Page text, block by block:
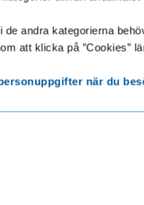
andra kategorierna
att klicka på ”Cookies”
när du